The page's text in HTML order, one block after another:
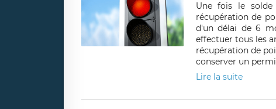
Une fois le
récupération de
d'un délai de 6
effectuer tous les
récupération de
conserver un
Lire la suite